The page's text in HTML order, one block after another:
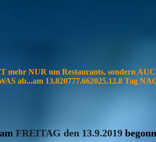
mehr NUR um Restaurants, sondern
ab...am 13,820777.662025.12.8 Tag
FREITAG den 13.9.2019